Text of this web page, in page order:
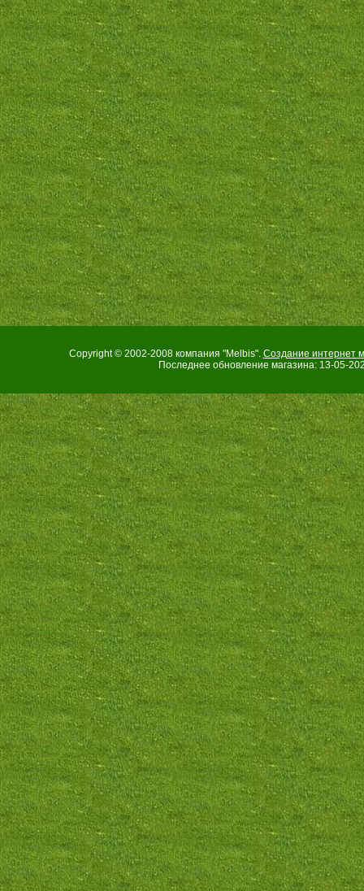
Copyright © 2002-2008 компания "Melbis". Создание интернет
Последнее обновление магазина: 13-05-